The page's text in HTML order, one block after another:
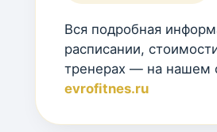
Вся подробная
расписании,
тренерах — на нашем
evrofitnes.ru